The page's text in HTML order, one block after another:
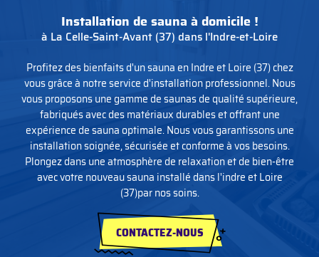
Installation de sauna à domicile !
à La Celle-Saint-Avant (37) dans l'Indre-et-Loire
Profitez des bienfaits d'un sauna en Indre et Loire (37) chez
vous grâce à notre service d'installation professionnel. Nous
vous proposons une gamme de saunas de qualité supérieure,
fabriqués avec des matériaux durables et offrant une
expérience de sauna optimale. Nous vous garantissons une
installation soignée, sécurisée et conforme à vos besoins.
Plongez dans une atmosphère de relaxation et de bien-être
avec votre nouveau sauna installé dans l'indre et Loire
(37)par nos soins.
CONTACTEZ-NOUS